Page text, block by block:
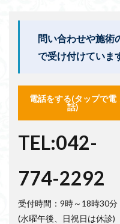
問い合わせや施術
で受け付けていま
電話をする(タップで電
話)
TEL:042-
774-2292
受付時間：9時～18時30分
(水曜午後、日祝日は休診)